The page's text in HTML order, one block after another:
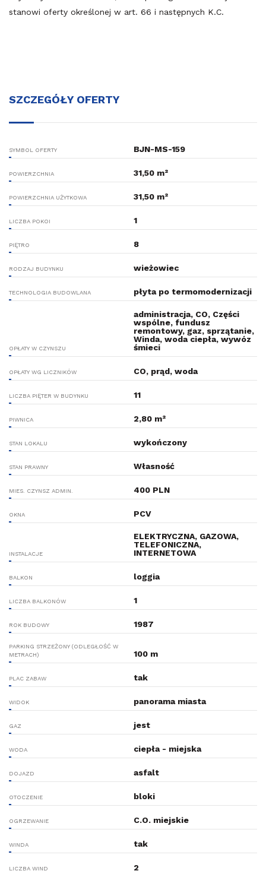
stanowi oferty określonej w art. 66 i następnych K.C.
SZCZEGÓŁY OFERTY
SYMBOL OFERTY BJN-MS-159
POWIERZCHNIA 31,50 m²
POWIERZCHNIA UŻYTKOWA 31,50 m²
LICZBA POKOI 1
PIĘTRO 8
RODZAJ BUDYNKU wieżowiec
TECHNOLOGIA BUDOWLANA płyta po termomodernizacji
OPŁATY W CZYNSZU
administracja, CO, Części
wspólne, fundusz
remontowy, gaz, sprzątanie,
Winda, woda ciepła, wywóz
śmieci
OPŁATY WG LICZNIKÓW CO, prąd, woda
LICZBA PIĘTER W BUDYNKU 11
PIWNICA 2,80 m²
STAN LOKALU wykończony
STAN PRAWNY Własność
MIES. CZYNSZ ADMIN. 400 PLN
OKNA PCV
INSTALACJE
ELEKTRYCZNA, GAZOWA,
TELEFONICZNA,
INTERNETOWA
BALKON loggia
LICZBA BALKONÓW 1
ROK BUDOWY 1987
PARKING STRZEŻONY (ODLEGŁOŚĆ W
METRACH)
100 m
PLAC ZABAW tak
WIDOK panorama miasta
GAZ jest
WODA ciepła - miejska
DOJAZD asfalt
OTOCZENIE bloki
OGRZEWANIE C.O. miejskie
WINDA tak
LICZBA WIND 2